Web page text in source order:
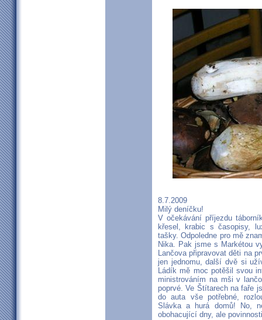
8.7.2009
Milý deníčku!
V očekávání příjezdu
křesel, krabic s časopisy,
tašky. Odpoledne pro mě
Nika. Pak jsme s Markétou
Lančova připravovat děti na
jen jednomu, další dvě si
Ládík mě moc potěšil svou
ministrováním na mši v
poprvé. Ve Štítarech na faře
do auta vše potřebné,
Slávka a hurá domů! No,
obohacující dny, ale